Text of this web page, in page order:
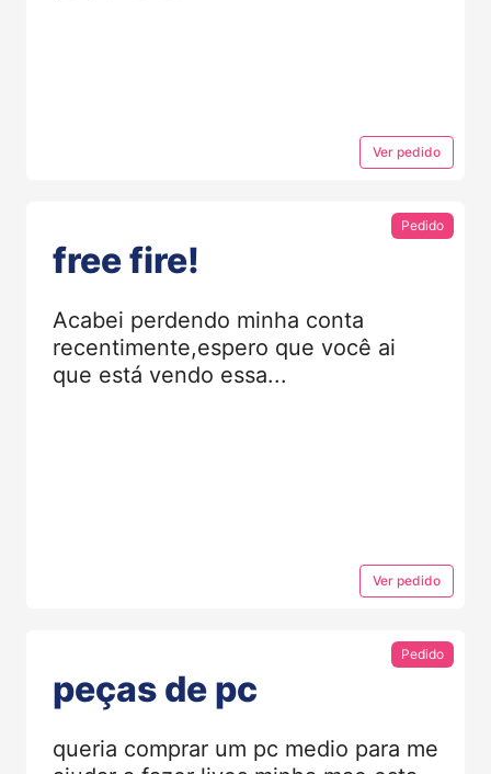
Ver pedido
Pedido
free fire!
Acabei perdendo minha conta
recentimente,espero que você ai
que está vendo essa...
Ver pedido
Pedido
peças de pc
queria comprar um pc medio para me